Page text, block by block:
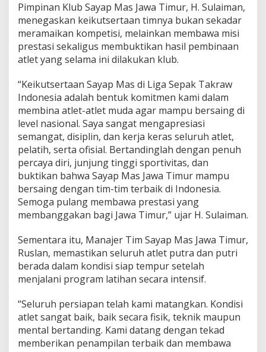
a
S
e
p
a
k
a
k
r
a
w
n
d
o
n
e
s
i
a
Pimpinan Klub Sayap Mas Jawa Timur, H. Sulaiman,
menegaskan keikutsertaan timnya bukan sekadar
meramaikan kompetisi, melainkan membawa misi
prestasi sekaligus membuktikan hasil pembinaan
atlet yang selama ini dilakukan klub.
“Keikutsertaan Sayap Mas di Liga Sepak Takraw
Indonesia adalah bentuk komitmen kami dalam
membina atlet-atlet muda agar mampu bersaing di
level nasional. Saya sangat mengapresiasi
semangat, disiplin, dan kerja keras seluruh atlet,
pelatih, serta ofisial. Bertandinglah dengan penuh
percaya diri, junjung tinggi sportivitas, dan
buktikan bahwa Sayap Mas Jawa Timur mampu
bersaing dengan tim-tim terbaik di Indonesia.
Semoga pulang membawa prestasi yang
membanggakan bagi Jawa Timur,” ujar H. Sulaiman.
Sementara itu, Manajer Tim Sayap Mas Jawa Timur,
Ruslan, memastikan seluruh atlet putra dan putri
berada dalam kondisi siap tempur setelah
menjalani program latihan secara intensif.
“Seluruh persiapan telah kami matangkan. Kondisi
atlet sangat baik, baik secara fisik, teknik maupun
mental bertanding. Kami datang dengan tekad
memberikan penampilan terbaik dan membawa